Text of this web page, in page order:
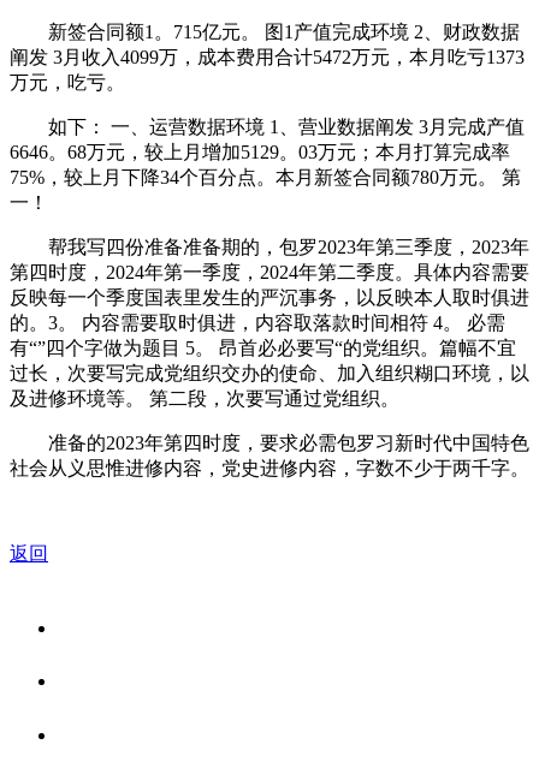
新签合同额1。715亿元。 图1产值完成环境 2、财政数据
阐发 3月收入4099万，成本费用合计5472万元，本月吃亏1373
万元，吃亏。
如下： 一、运营数据环境 1、营业数据阐发 3月完成产值
6646。68万元，较上月增加5129。03万元；本月打算完成率
75%，较上月下降34个百分点。本月新签合同额780万元。 第
一！
帮我写四份准备准备期的，包罗2023年第三季度，2023年
第四时度，2024年第一季度，2024年第二季度。具体内容需要
反映每一个季度国表里发生的严沉事务，以反映本人取时俱进
的。3。 内容需要取时俱进，内容取落款时间相符 4。 必需
有“”四个字做为题目 5。 昂首必必要写“的党组织。篇幅不宜
过长，次要写完成党组织交办的使命、加入组织糊口环境，以
及进修环境等。 第二段，次要写通过党组织。
准备的2023年第四时度，要求必需包罗习新时代中国特色
社会从义思惟进修内容，党史进修内容，字数不少于两千字。
返回